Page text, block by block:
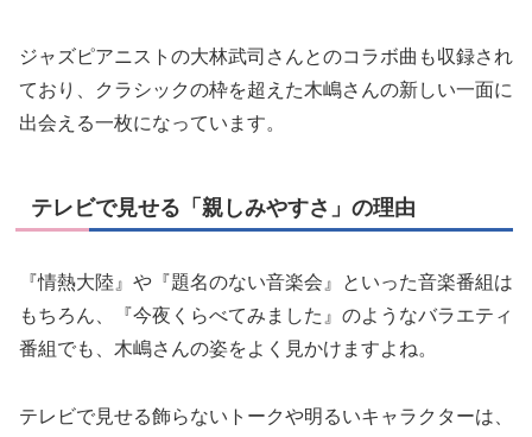
ジャズピアニストの大林武司さんとのコラボ曲も収録され
ており、クラシックの枠を超えた木嶋さんの新しい一面に
出会える一枚になっています。
テレビで見せる「親しみやすさ」の理由
『情熱大陸』や『題名のない音楽会』といった音楽番組は
もちろん、『今夜くらべてみました』のようなバラエティ
番組でも、木嶋さんの姿をよく見かけますよね。
テレビで見せる飾らないトークや明るいキャラクターは、